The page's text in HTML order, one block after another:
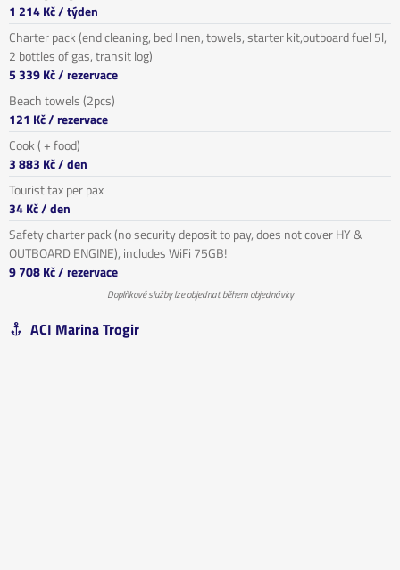
1 214 Kč/ týden
Charter pack (end cleaning, bed linen, towels, starter kit,outboard fuel 5l,
2 bottles of gas, transit log)
5 339 Kč/ rezervace
Beach towels (2pcs)
121 Kč/ rezervace
Cook ( + food)
3 883 Kč/ den
Tourist tax per pax
34 Kč/ den
Safety charter pack (no security deposit to pay, does not cover HY &
OUTBOARD ENGINE), includes WiFi 75GB!
9 708 Kč/ rezervace
Doplňkové služby lze objednat během objednávky
ACI Marina Trogir